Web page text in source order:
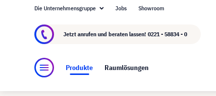
Über visunext.de
Die Unternehmensgruppe Jobs Showroom
Jetzt anrufen und beraten lassen! 0221 - 58834 - 0
Produkte Raumlösungen